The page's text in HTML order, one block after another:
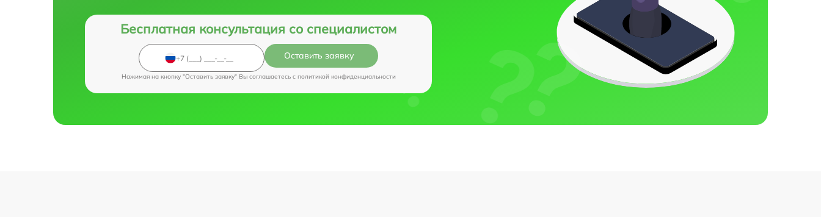
Бесплатная консультация со специалистом
Оставить заявку
Нажимая на кнопку "Оставить заявку" Вы соглашаетесь c политикой конфиденциальности